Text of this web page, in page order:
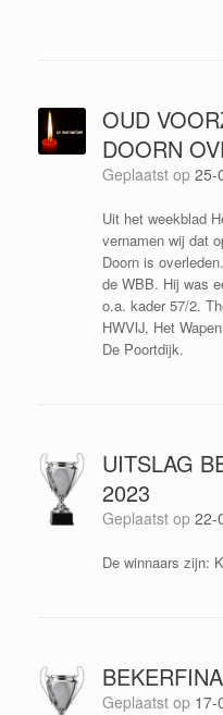
OUD
DOORN
Geplaatst op 25-
Uit het weekblad
vernamen wij dat
Doorn is
de WBB. Hij was
o.a. kader 57/2.
HWVIJ, Het
De Poortdijk.
UITSLAG
2023
Geplaatst op 22-
De winnaars zijn:
Geplaatst op 17-